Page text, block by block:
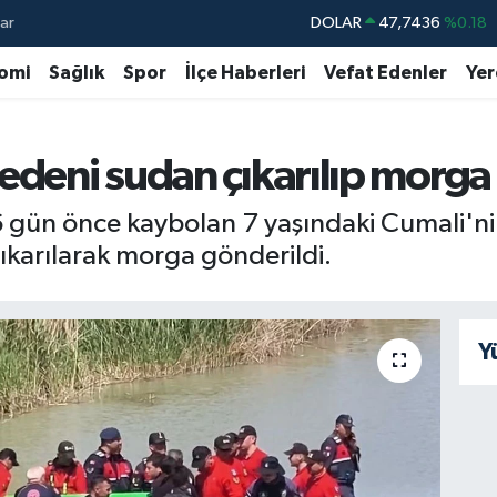
DOLAR 47,7436 %0.18
EURO 55,2510 %0.32
BİST100 13.779 %-14
BITCOIN 64.960,21 %0.87
Sağlık Spor İlçe Haberleri Vefat Edenler
sudan çıkarılıp
önce kaybolan 7 yaşındaki
morga gönderildi.